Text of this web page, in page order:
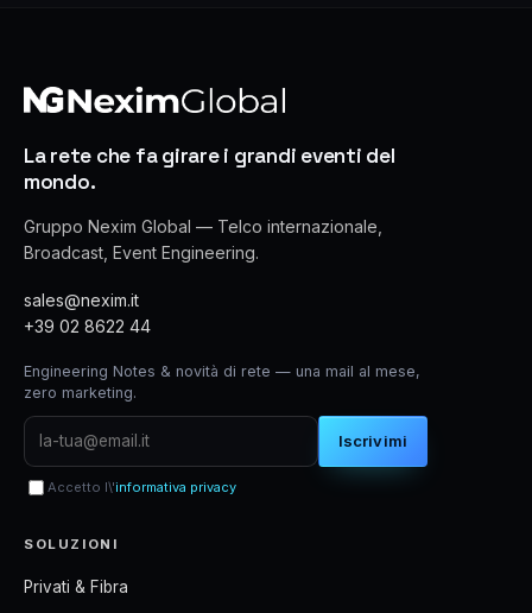
La rete che fa girare i grandi eventi del
mondo.
Gruppo Nexim Global — Telco internazionale,
Broadcast, Event Engineering.
sales@nexim.it
+39 02 8622 44
Engineering Notes & novità di rete — una mail al mese,
zero marketing.
Iscrivimi
Accetto l\'informativa privacy
SOLUZIONI
Privati & Fibra